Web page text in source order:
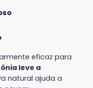
eficaz para
leve a
natural ajuda a